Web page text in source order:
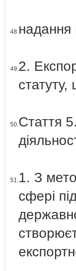
48.надання
49.2.
статуту,
50.Стаття
51.1. З
сфері